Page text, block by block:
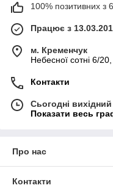
100% позитивних з
Працює з
м. Кременчук
Небесної сотні 6/
Контакти
Сьогодні вихідний
Показати весь
Про нас
Контакти